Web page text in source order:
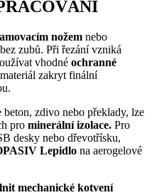
nožem nebo
zubů. Při řezání vzniká
vhodné ochranné
zakryt finální
zdivo nebo překlady, lze
pro minerální izolace. Pro
desky nebo dřevotřísku,
Lepidlo na aerogelové
mechanické kotvení